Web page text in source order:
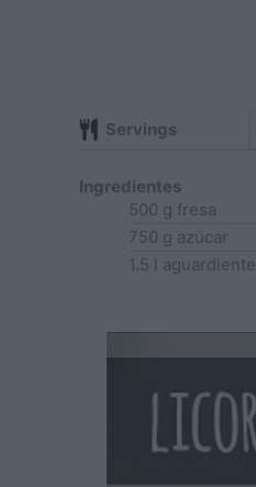
Servings
Ingredientes
500 g fresa
750 g azúcar
1.5 l aguardiente